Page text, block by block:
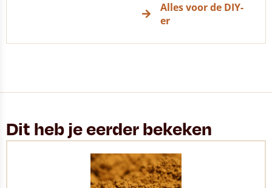
Alles voor de DIY-
er
Dit heb je eerder bekeken